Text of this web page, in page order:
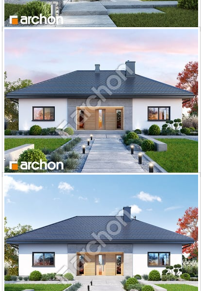
Dom w kostrzewach 10 (A)